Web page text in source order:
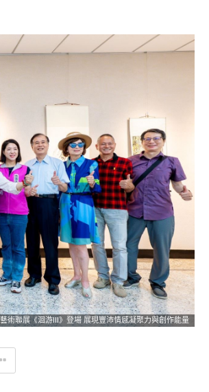
術聯展《洄游III》登場 展現豐沛情感凝聚力與創作能量